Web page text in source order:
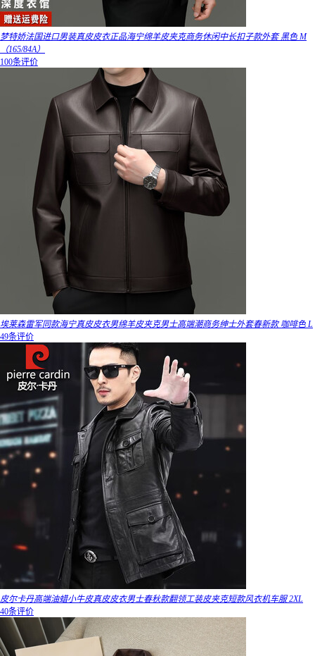
梦特娇法国进口男装真皮皮衣正品海宁绵羊皮夹克商务休闲中长扣子款外套 黑色 M
（165/84A）
100条评价
埃莱森雷军同款海宁真皮皮衣男绵羊皮夹克男士高端潮商务绅士外套春新款 咖啡色 L
49条评价
皮尔卡丹高端油蜡小牛皮真皮皮衣男士春秋款翻领工装皮夹克短款风衣机车服 2XL
40条评价